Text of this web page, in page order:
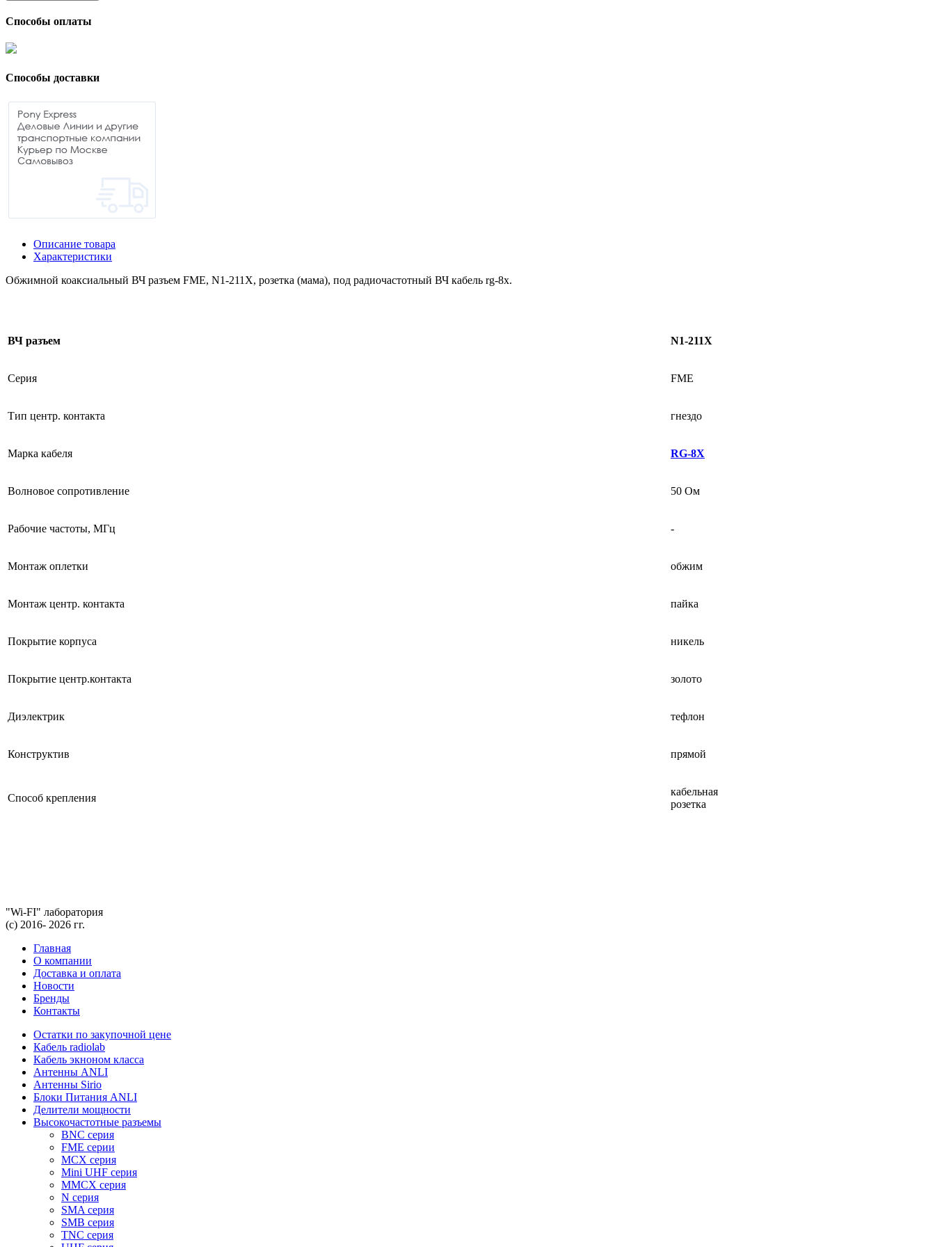
Способы оплаты
Способы доставки
Описание товара
Характеристики
Обжимной коаксиальный ВЧ разъем FME, N1-211X, розетка (мама), под радиочастотный ВЧ кабель rg-8x.
ВЧ разъем N1-211X
Серия FME
Тип центр. контакта гнездо
Марка кабеля RG-8X
Волновое сопротивление 50 Ом
Рабочие частоты, МГц -
Монтаж оплетки обжим
Монтаж центр. контакта пайка
Покрытие корпуса никель
Покрытие центр.контакта золото
Диэлектрик тефлон
Конструктив прямой
Способ крепления
кабельная
розетка
"Wi-FI" лаборатория
(с) 2016- 2026 гг.
Главная
О компании
Доставка и оплата
Новости
Бренды
Контакты
Остатки по закупочной цене
Кабель radiolab
Кабель экноном класса
Антенны ANLI
Антенны Sirio
Блоки Питания ANLI
Делители мощности
Высокочастотные разъемы
BNC серия
FME серии
MCX серия
Mini UHF серия
MMCX серия
N серия
SMA серия
SMB серия
TNC серия